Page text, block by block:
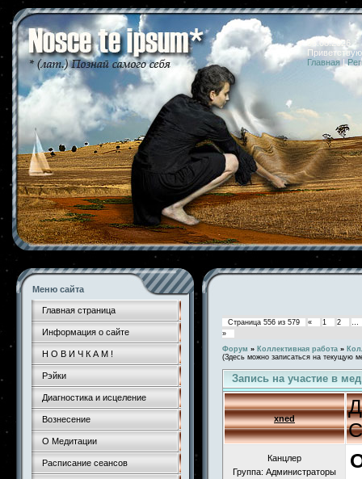
06.08.2026
Главная |
Меню сайта
Главная страница
Информация о сайте
Н О В И Ч К А М !
Рэйки
Диагностика и исцеление
Вознесение
О Медитации
Расписание сеансов
Страница 556 из 579 « 1 2
…
»
Форум » Коллективная работа »
(Здесь можно записаться на текущую
Запись на участие в
xned
Канцлер
Группа: Администраторы